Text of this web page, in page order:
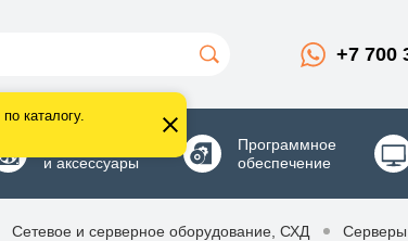
каталогу.
+7 700
и аксессуары
Программное
обеспечение
Сетевое и серверное оборудование, СХД